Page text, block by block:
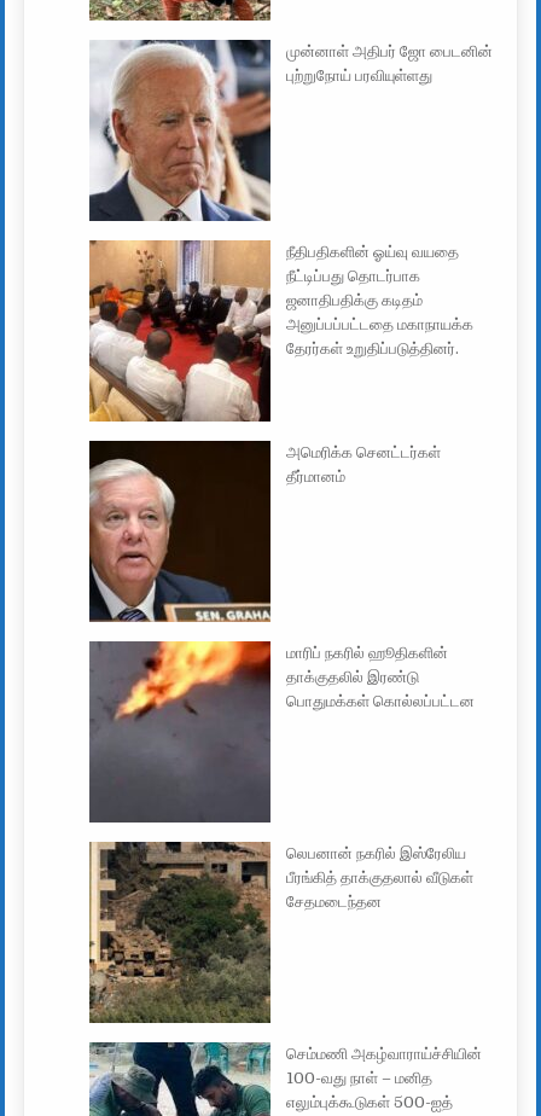
முன்னாள் அதிபர் ஜோ பைடனின்
புற்றுநோய் பரவியுள்ளது
நீதிபதிகளின் ஓய்வு வயதை
நீட்டிப்பது தொடர்பாக
ஜனாதிபதிக்கு கடிதம்
அனுப்பப்பட்டதை மகாநாயக்க
தேரர்கள் உறுதிப்படுத்தினர்.
அமெரிக்க செனட்டர்கள்
தீர்மானம்
மாரிப் நகரில் ஹூதிகளின்
தாக்குதலில் இரண்டு
பொதுமக்கள் கொல்லப்பட்டன
லெபனான் நகரில் இஸ்ரேலிய
பீரங்கித் தாக்குதலால் வீடுகள்
சேதமடைந்தன
செம்மணி அகழ்வாராய்ச்சியின்
100-வது நாள் – மனித
எலும்புக்கூடுகள் 500-ஐத்